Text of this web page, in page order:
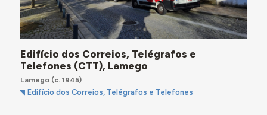
Edifício dos Correios, Telégrafos e
Telefones (CTT), Lamego
Lamego(c. 1945)
Edifício dos Correios, Telégrafos e Telefones